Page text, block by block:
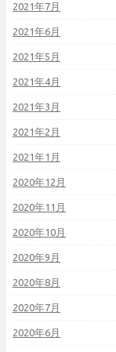
2021年7月
2021年6月
2021年5月
2021年4月
2021年3月
2021年2月
2021年1月
2020年12月
2020年11月
2020年10月
2020年9月
2020年8月
2020年7月
2020年6月